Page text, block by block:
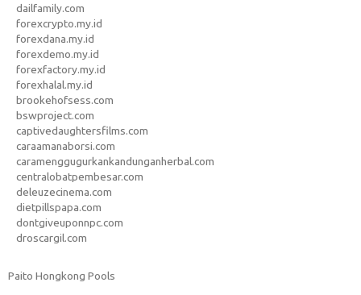
dailfamily.com
forexcrypto.my.id
forexdana.my.id
forexdemo.my.id
forexfactory.my.id
forexhalal.my.id
brookehofsess.com
bswproject.com
captivedaughtersfilms.com
caraamanaborsi.com
caramenggugurkankandunganherbal.com
centralobatpembesar.com
deleuzecinema.com
dietpillspapa.com
dontgiveuponnpc.com
droscargil.com
Paito Hongkong Pools